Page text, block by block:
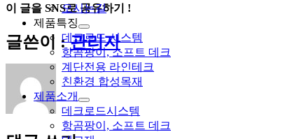
오시는길
제품특징
데크로드 시스템
항곰팡이, 소프트 데크
계단전용 라인테크
친환경 합성목재
제품소개
데크로드시스템
항곰팡이, 소프트 데크
이 글을 SNS로 공유하기 !
Facebook
X
Reddit
LinkedIn
Tumblr
Pinterest
Vk
이
메
일
글쓴이 :관리자